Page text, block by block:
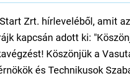
Zrt. hírleveléből, amit az
kapcsán adott ki:
Köszönjük a
és Technikusok